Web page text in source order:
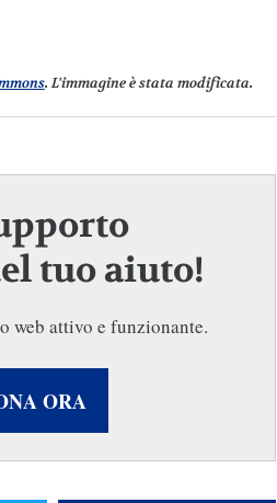
. L'immagine è stata modificata.
tuo aiuto!
web attivo e funzionante.
ORA